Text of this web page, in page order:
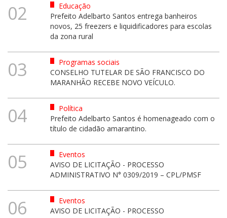
02
Educação
Prefeito Adelbarto Santos entrega banheiros
novos, 25 freezers e liquidificadores para escolas
da zona rural
03
Programas sociais
CONSELHO TUTELAR DE SÃO FRANCISCO DO
MARANHÃO RECEBE NOVO VEÍCULO.
04
Política
Prefeito Adelbarto Santos é homenageado com o
título de cidadão amarantino.
05
Eventos
AVISO DE LICITAÇÃO - PROCESSO
ADMINISTRATIVO N° 0309/2019 – CPL/PMSF
06
Eventos
AVISO DE LICITAÇÃO - PROCESSO